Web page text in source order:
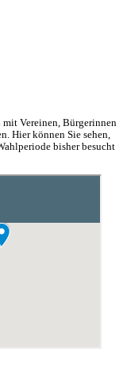
Vereinen, Bürgerinnen
Hier können Sie sehen,
bisher besucht